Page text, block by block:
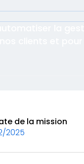
de la mission
2025